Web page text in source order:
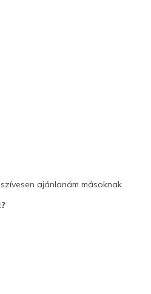
to width
to size
Shoes
ajánlanám másoknak